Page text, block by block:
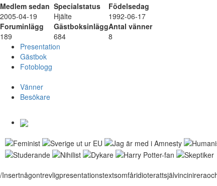
Medlem sedan Specialstatus
Födelsedag
2005-04-19
Hjälte
1992-06-17
Foruminlägg
GästboksinläggAntal vänner
189
684
8
Presentation
Gästbok
Fotoblogg
Vänner
Besökare
/